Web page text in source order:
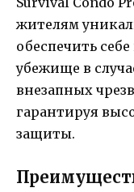
жителям
обеспечить
убежище в
внезапных
гарантируя
защиты.